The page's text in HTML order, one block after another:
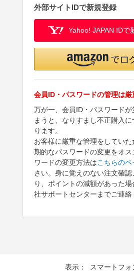
外部サイトIDで新規登録
Yahoo! JAPAN IDで
会員ID・パスワードの管理は
万が一、会員ID・パスワードが
まうと、なりすまし不正購入
ります。
お客様に厳重な管理をしてい
期的なパスワードの変更をオス
ワードの変更方法はこちらのペ
さい。身に覚えのない注文確認
り、ポイントの減額があった
社サポートセンターまでご連絡
表示： スマートフォ